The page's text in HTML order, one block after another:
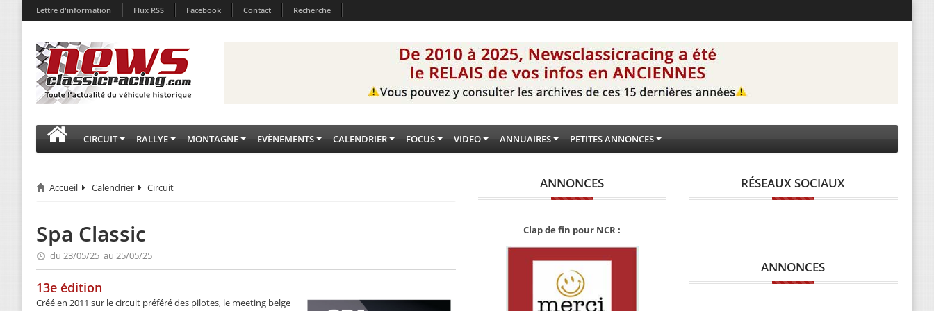
Lettre d'information Flux RSS Facebook Contact Recherche
CIRCUIT RALLYE MONTAGNE EVÈNEMENTS CALENDRIER FOCUS VIDEO ANNUAIRES PETITES ANNONCES
Accueil Calendrier Circuit
Spa Classic
du 23/05/25 au 25/05/25
13e édition
Créé en 2011 sur le circuit préféré des pilotes, le meeting belge
ANNONCES
Clap de fin pour NCR :
RÉSEAUX SOCIAUX
ANNONCES